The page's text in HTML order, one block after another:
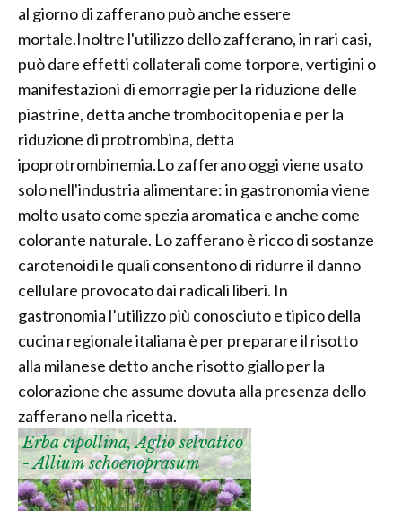
al giorno di zafferano può anche essere
mortale.Inoltre l'utilizzo dello zafferano, in rari casi,
può dare effetti collaterali come torpore, vertigini o
manifestazioni di emorragie per la riduzione delle
piastrine, detta anche trombocitopenia e per la
riduzione di protrombina, detta
ipoprotrombinemia.Lo zafferano oggi viene usato
solo nell'industria alimentare: in gastronomia viene
molto usato come spezia aromatica e anche come
colorante naturale. Lo zafferano è ricco di sostanze
carotenoidi le quali consentono di ridurre il danno
cellulare provocato dai radicali liberi. In
gastronomia l’utilizzo più conosciuto e tipico della
cucina regionale italiana è per preparare il risotto
alla milanese detto anche risotto giallo per la
colorazione che assume dovuta alla presenza dello
zafferano nella ricetta.
Erba cipollina, Aglio selvatico
- Allium schoenoprasum